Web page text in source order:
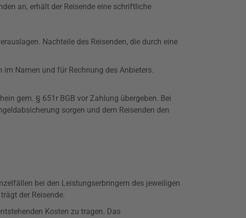
an, erhält der Reisende eine schriftliche
Nachteile des Reisenden, die durch eine
im Namen und für Rechnung des Anbieters.
gem. § 651r BGB vor Zahlung übergeben. Bei
sorgen und dem Reisenden den
bei den Leistungserbringern des jeweiligen
trägt der Reisende.
Kosten zu tragen. Das